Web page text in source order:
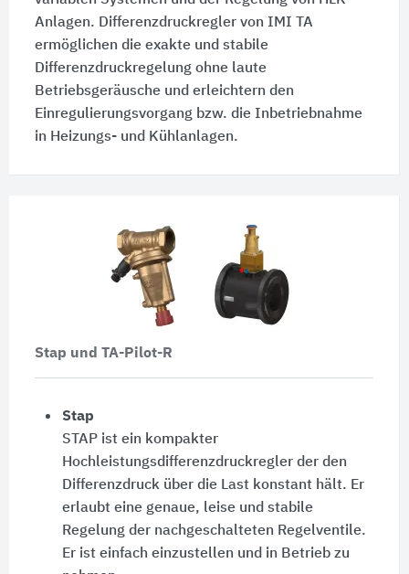
Anlagen. Differenzdruckregler von IMI TA
ermöglichen die exakte und stabile
Differenzdruckregelung ohne laute
Betriebsgeräusche und erleichtern den
Einregulierungsvorgang bzw. die Inbetriebnahme
in Heizungs- und Kühlanlagen.
Stap und TA-Pilot-R
Stap
STAP ist ein kompakter
Hochleistungsdifferenzdruckregler der den
Differenzdruck über die Last konstant hält. Er
erlaubt eine genaue, leise und stabile
Regelung der nachgeschalteten Regelventile.
Er ist einfach einzustellen und in Betrieb zu